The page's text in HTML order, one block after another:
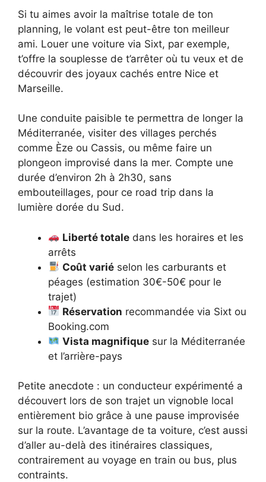
Si tu aimes avoir la maîtrise totale de ton
planning, le volant est peut-être ton meilleur
ami. Louer une voiture via Sixt, par exemple,
t’offre la souplesse de t’arrêter où tu veux et de
découvrir des joyaux cachés entre Nice et
Marseille.
Une conduite paisible te permettra de longer la
Méditerranée, visiter des villages perchés
comme Èze ou Cassis, ou même faire un
plongeon improvisé dans la mer. Compte une
durée d’environ 2h à 2h30, sans
embouteillages, pour ce road trip dans la
lumière dorée du Sud.
Liberté totale dans les horaires et les
arrêts
Coût varié selon les carburants et
péages (estimation 30€-50€ pour le
trajet)
Réservation recommandée via Sixt ou
Booking.com
Vista magnifique sur la Méditerranée
et l’arrière-pays
Petite anecdote : un conducteur expérimenté a
découvert lors de son trajet un vignoble local
entièrement bio grâce à une pause improvisée
sur la route. L’avantage de ta voiture, c’est aussi
d’aller au-delà des itinéraires classiques,
contrairement au voyage en train ou bus, plus
contraints.